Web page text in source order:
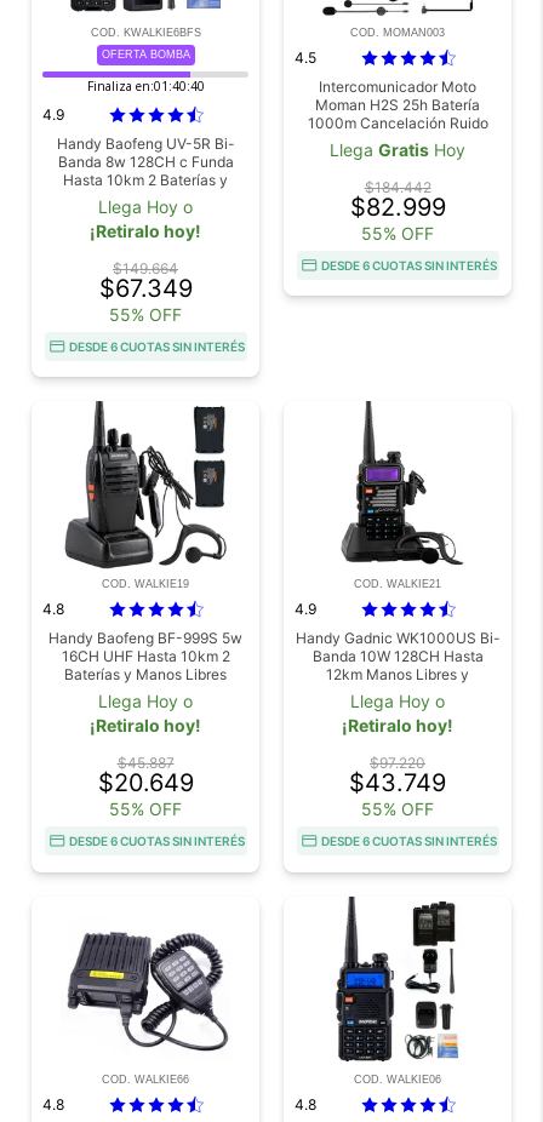
COD. KWALKIE6BFS
OFERTA BOMBA
Finaliza en:01:40:38
4.9
Handy Baofeng UV-5R Bi-
Banda 8w 128CH c Funda
Hasta 10km 2 Baterías y
Manos Libres
Llega Hoy o
¡Retiralo hoy!
$149.664
$67.349
55% OFF
DESDE 6 CUOTAS SIN INTERÉS
COD. MOMAN003
4.5
Intercomunicador Moto
Moman H2S 25h Batería
1000m Cancelación Ruido
Impermeable
Llega Gratis Hoy
$184.442
$82.999
55% OFF
DESDE 6 CUOTAS SIN INTERÉS
COD. WALKIE19
4.8
Handy Baofeng BF-999S 5w
16CH UHF Hasta 10km 2
Baterías y Manos Libres
Llega Hoy o
¡Retiralo hoy!
$45.887
$20.649
55% OFF
DESDE 6 CUOTAS SIN INTERÉS
COD. WALKIE21
4.9
Handy Gadnic WK1000US Bi-
Banda 10W 128CH Hasta
12km Manos Libres y
Accesorios
Llega Hoy o
¡Retiralo hoy!
$97.220
$43.749
55% OFF
DESDE 6 CUOTAS SIN INTERÉS
COD. WALKIE66
4.8
COD. WALKIE06
4.8